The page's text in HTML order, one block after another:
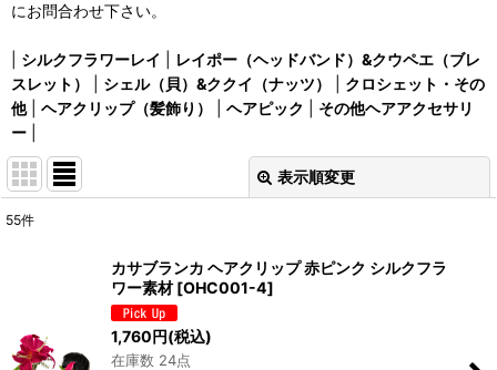
にお問合わせ下さい。
シルクフラワーレイ
レイポー（ヘッドバンド）&クウペエ（ブレ
スレット）
シェル（貝）&ククイ（ナッツ）
クロシェット・その
他| ヘアクリップ（髪飾り） ヘアピック
その他ヘアアクセサリ
ー
表示順変更
並び順
55件
カサブランカ ヘアクリップ 赤ピンク シルクフラ
ワー素材 [OHC001-4]
1,760円(税込)
在庫数 24点